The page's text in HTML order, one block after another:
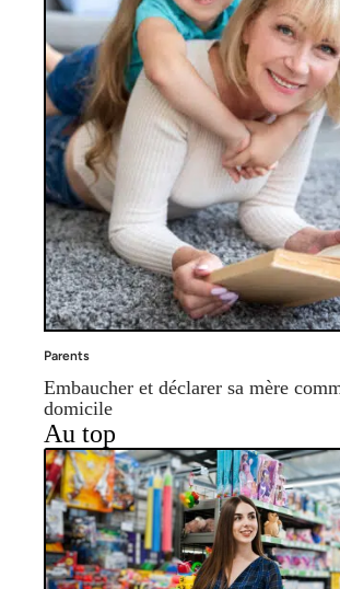
Parents
Embaucher et déclarer sa mère
domicile
Au top